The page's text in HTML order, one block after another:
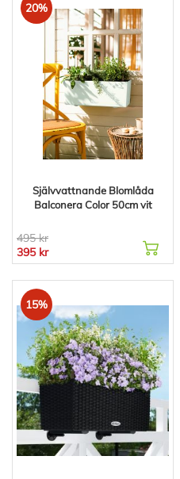
20%
Självvattnande Blomlåda
Balconera Color 50cm vit
495 kr
395 kr
15%